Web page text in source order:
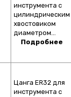
инструмента с
цилиндрическим
хвостовиком
диаметром…
Подробнее
Цанга ER32 для
инструмента с